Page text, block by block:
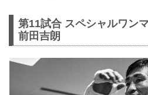
第11試合 スペシャルワン
前田吉朗